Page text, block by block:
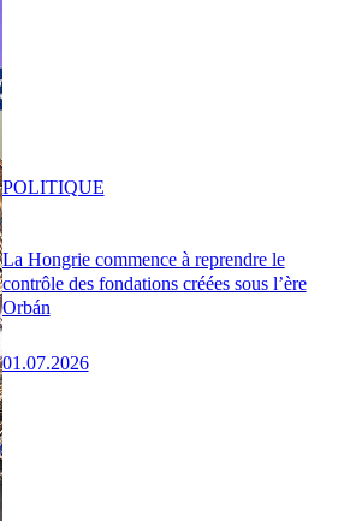
La Hongrie commence à reprendre le
contrôle des fondations créées sous l’ère
Orbán
01.07.2026
POLITIQUE